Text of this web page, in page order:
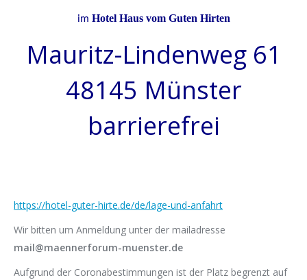
im Hotel Haus vom Guten Hirten
Mauritz-Lindenweg 61
48145 Münster
barrierefrei
https://hotel-guter-hirte.de/de/lage-und-anfahrt
Wir bitten um Anmeldung unter der mailadresse
mail@maennerforum-muenster.de
Aufgrund der Coronabestimmungen ist der Platz begrenzt auf